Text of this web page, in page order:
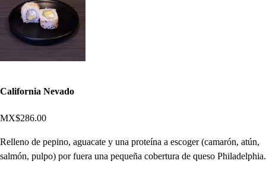
California Nevado
MX$286.00
Relleno de pepino, aguacate y una proteína a escoger (camarón, atún,
salmón, pulpo) por fuera una pequeña cobertura de queso Philadelphia.